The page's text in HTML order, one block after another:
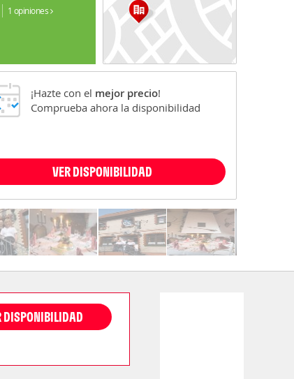
1 opiniones
¡Hazte con el mejor precio!
Comprueba ahora la disponibilidad
VER DISPONIBILIDAD
DISPONIBILIDAD